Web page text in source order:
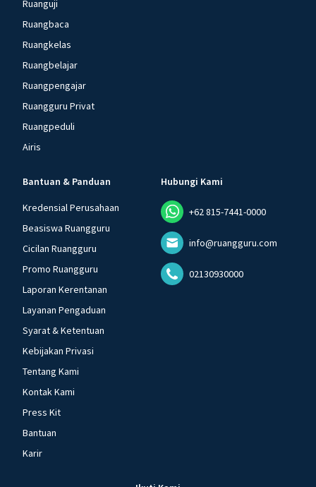
Ruanguji
Ruangbaca
Ruangkelas
Ruangbelajar
Ruangpengajar
Ruangguru Privat
Ruangpeduli
Airis
Bantuan & Panduan
Kredensial Perusahaan
Beasiswa Ruangguru
Cicilan Ruangguru
Promo Ruangguru
Laporan Kerentanan
Layanan Pengaduan
Syarat & Ketentuan
Kebijakan Privasi
Tentang Kami
Kontak Kami
Press Kit
Bantuan
Karir
Hubungi Kami
+62 815-7441-0000
info@ruangguru.com
02130930000